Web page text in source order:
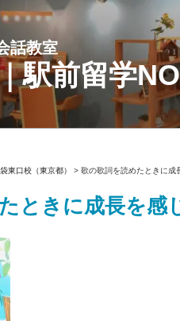
話教室
駅前留学
東口校（東京都） > 歌の歌詞を読めたときに成
ときに成長を感